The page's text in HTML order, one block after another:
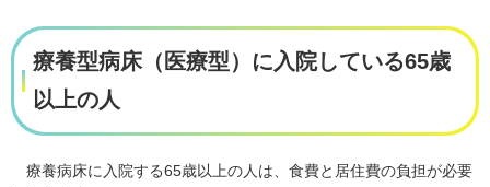
療養型病床（医療型）に入院している65歳
以上の人
療養病床に入院する65歳以上の人は、食費と居住費の負担が必要